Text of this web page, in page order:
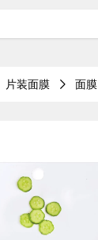
片装面膜 面膜